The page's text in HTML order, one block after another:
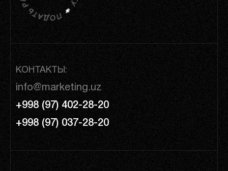
КОНТАКТЫ:
info@marketing.uz
+998 (97) 402-28-20
+998 (97) 037-28-20